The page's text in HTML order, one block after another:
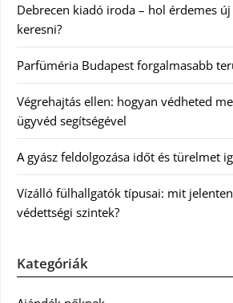
Debrecen kiadó iroda – hol érdemes
keresni?
Parfüméria Budapest forgalmasabb
Végrehajtás ellen: hogyan védheted
ügyvéd segítségével
A gyász feldolgozása időt és türelmet
Vízálló fülhallgatók típusai: mit
védettségi szintek?
Kategóriák